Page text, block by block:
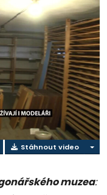
Stáhnout video
muzea: